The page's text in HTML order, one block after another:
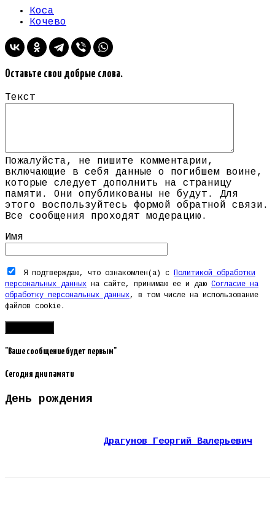
Коса
Кочево
Оставьте свои добрые слова.
Текст
Пожалуйста, не пишите комментарии,
включающие в себя данные о погибшем воине,
которые следует дополнить на страницу
памяти. Они опубликованы не будут. Для
этого воспользуйтесь формой обратной связи.
Все сообщения проходят модерацию.
Имя
Я подтверждаю, что ознакомлен(а) с
Политикой обработки
персональных данных на сайте, принимаю ее и даю Согласие на
обработку персональных данных, в том числе на использование
файлов cookie.
"Ваше сообщение будет первым"
Сегодня дни памяти
День рождения
Драгунов Георгий Валерьевич